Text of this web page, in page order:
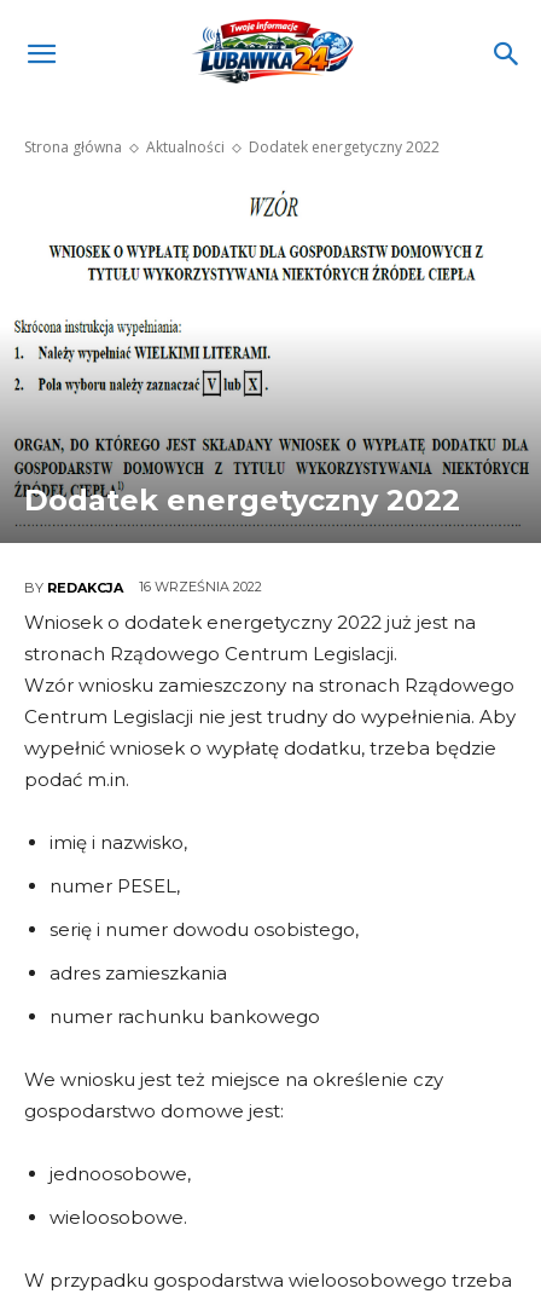
Strona główna Aktualności Dodatek energetyczny 2022
Dodatek energetyczny 2022
BY REDAKCJA 16 WRZEŚNIA 2022
Wniosek o dodatek energetyczny 2022 już jest na
stronach Rządowego Centrum Legislacji.
Wzór wniosku zamieszczony na stronach Rządowego
Centrum Legislacji nie jest trudny do wypełnienia. Aby
wypełnić wniosek o wypłatę dodatku, trzeba będzie
podać m.in.
imię i nazwisko,
numer PESEL,
serię i numer dowodu osobistego,
adres zamieszkania
numer rachunku bankowego
We wniosku jest też miejsce na określenie czy
gospodarstwo domowe jest:
jednoosobowe,
wieloosobowe.
W przypadku gospodarstwa wieloosobowego trzeba